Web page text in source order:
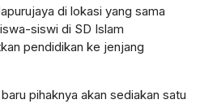
di lokasi yang sama
siswi di SD Islam
pendidikan ke jenjang
pihaknya akan sediakan satu